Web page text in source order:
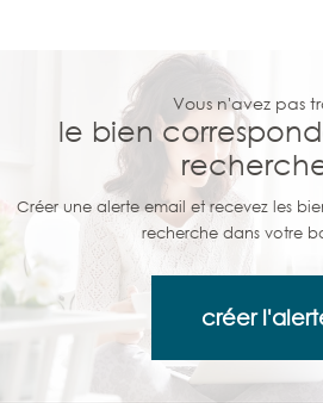
Vous n'avez pas
le bien
Créer une alerte email et recevez les
recherche dans votre
créer